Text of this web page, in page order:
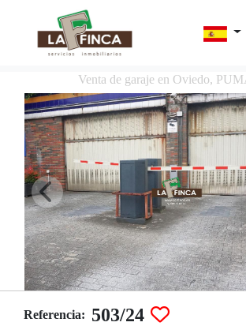
Venta de garaje en Oviedo,
Referencia: 503/24